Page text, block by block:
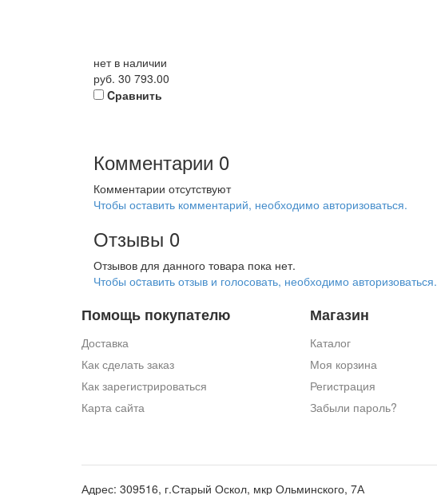
нет в наличии
руб. 30 793.00
Cравнить
Комментарии 0
Комментарии отсутствуют
Чтобы оставить комментарий, необходимо авторизоваться.
Отзывы 0
Отзывов для данного товара пока нет.
Чтобы оcтавить отзыв и голосовать, необходимо авторизоваться.
Помощь покупателю
Доставка
Как сделать заказ
Как зарегистрироваться
Карта сайта
Магазин
Каталог
Моя корзина
Регистрация
Забыли пароль?
Адрес: 309516, г.Старый Оскол, мкр Ольминского, 7А